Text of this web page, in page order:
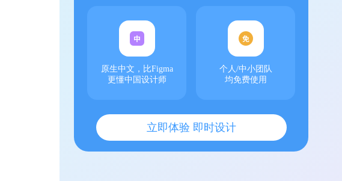
原生中文，比Figma
更懂中国设计师
个人/中小团队
均免费使用
立即体验 即时设计